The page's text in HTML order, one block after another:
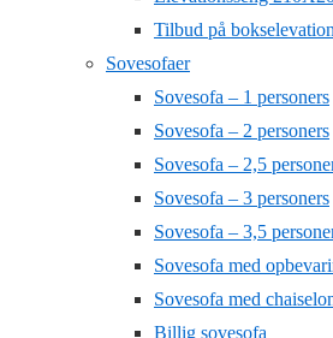
Tilbud på
Sovesofaer
Sovesofa – 1 personers
Sovesofa – 2 personers
Sovesofa – 2,5
Sovesofa – 3 personers
Sovesofa – 3,5
Sovesofa med
Sovesofa med
Billig sovesofa